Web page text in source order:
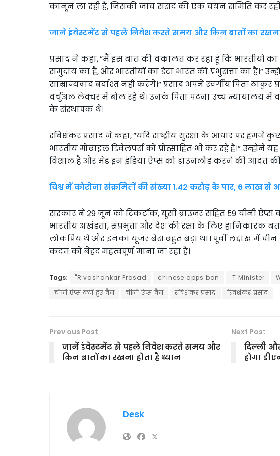
कानून ला रही है, जिसकी जांच संसद की एक चयन समिति कर रही
जानें इंवेस्टमेंट से पहले निवेश करते समय और किन बातों का रखना
प्रसाद ने कहा, ”मैं इस बात की वकालत कर रहा हूं कि भारतीयों का
समुदाय का है, और भारतीयों का डेटा भारत की प्रभुसत्ता का है।”
साम्राज्यवाद बर्दाश्त नहीं करेंगे।” प्रसाद अपने स्वर्गीय पिता
वर्चुअल लेक्चर में बोल रहे थे। उनके पिता पटना उच्च न्यायालय में
के संस्थापक थे।
रविशंकर प्रसाद ने कहा, ”यदि राष्ट्रीय सुरक्षा के आधार पर हमने
भारतीय मोबाइल डिवेलपर्स को प्रोत्साहित भी कर रहे हैं।” उन्होंने
विशाल है और मेड इन इंडिया ऐप्स को डाउनलोड करने की आदत
विश्व में कोरोना संक्रमितों की संख्या 1.42 करोड़ के पार, 6 लाख से
सरकार ने 29 जून को टिकटॉक, यूसी ब्राउजर सहित 59 चीनी ऐप्स
भारतीय अखंडता, संप्रभुता और देश की रक्षा के लिए हानिकारक
लोकप्रिय थे और इनका यूजर बेस बहुत बड़ा था। पूर्वी लद्दाख में
कदम को बेहद महत्वपूर्ण माना जा रहा है।
Tags: "Rivashankar Prasad chinese apps ban IT Minister
चीनी ऐप्स क्यों हुए बैन
चीनी ऐप्स बैन रविशंकर प्रसाद रिवशंकर प्रसाद
Previous Post
जानें इंवेस्टमेंट से पहले निवेश करते समय और
किन बातों का रखना होता है ध्यान
Next Post
दिल्ली
होगा
Desk